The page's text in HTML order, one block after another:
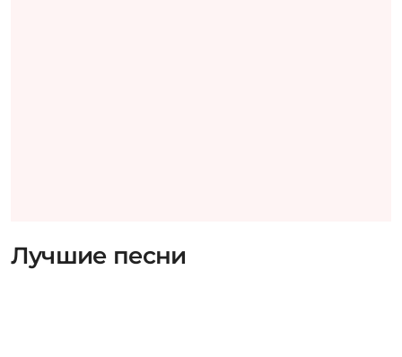
Лучшие песни